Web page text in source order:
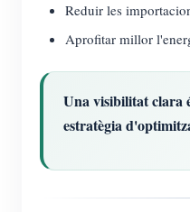
Reduir les
Aprofitar millor
Una visibilitat clara
estratègia